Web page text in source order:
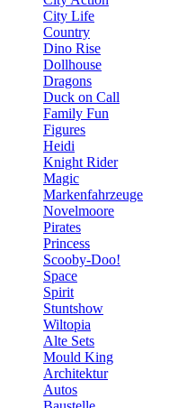
City Life
Country
Dino Rise
Dollhouse
Dragons
Duck on Call
Family Fun
Figures
Heidi
Knight Rider
Magic
Markenfahrzeuge
Novelmoore
Pirates
Princess
Scooby-Doo!
Space
Spirit
Stuntshow
Wiltopia
Alte Sets
Mould King
Architektur
Autos